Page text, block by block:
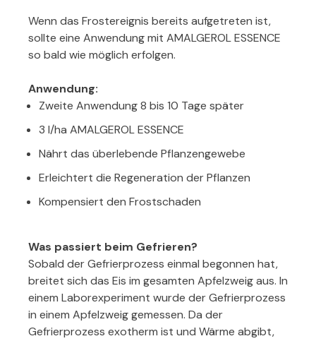
Wenn das Frostereignis bereits aufgetreten ist,
sollte eine Anwendung mit AMALGEROL ESSENCE
so bald wie möglich erfolgen.
Anwendung:
Zweite Anwendung 8 bis 10 Tage später
3 l/ha AMALGEROL ESSENCE
Nährt das überlebende Pflanzengewebe
Erleichtert die Regeneration der Pflanzen
Kompensiert den Frostschaden
Was passiert beim Gefrieren?
Sobald der Gefrierprozess einmal begonnen hat,
breitet sich das Eis im gesamten Apfelzweig aus. In
einem Laborexperiment wurde der Gefrierprozess
in einem Apfelzweig gemessen. Da der
Gefrierprozess exotherm ist und Wärme abgibt,